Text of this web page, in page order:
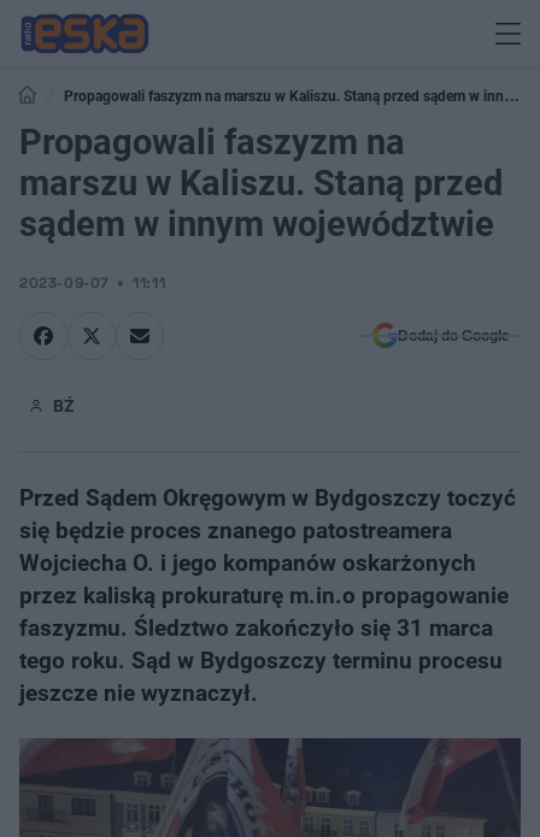
Propagowali faszyzm na marszu w Kaliszu. Staną przed sądem w innym
województwie
Propagowali faszyzm na
marszu w Kaliszu. Staną przed
sądem w innym województwie
2023-09-07 11:11
Dodaj do Google
BŹ
Przed Sądem Okręgowym w Bydgoszczy toczyć
się będzie proces znanego patostreamera
Wojciecha O. i jego kompanów oskarżonych
przez kaliską prokuraturę m.in.o propagowanie
faszyzmu. Śledztwo zakończyło się 31 marca
tego roku. Sąd w Bydgoszczy terminu procesu
jeszcze nie wyznaczył.